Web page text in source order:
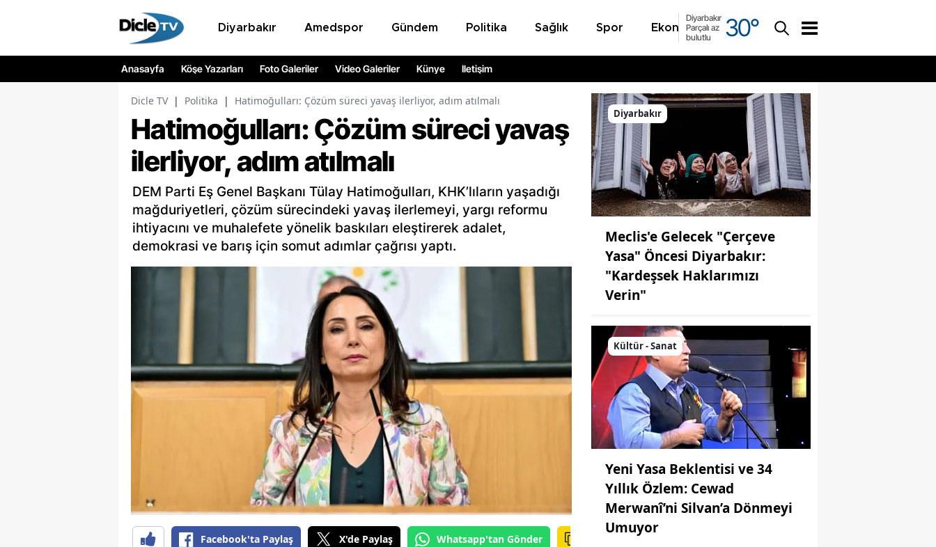
Diyarbakır Amedspor Gündem Politika Sağlık Spor Ekonomi Asayiş
Diyarbakır
Parçalı az
bulutlu
30°
Anasayfa Köşe Yazarları Foto Galeriler Video Galeriler Künye İletişim
Dicle TV | Politika | Hatimoğulları: Çözüm süreci yavaş ilerliyor, adım atılmalı
Hatimoğulları: Çözüm süreci yavaş
ilerliyor, adım atılmalı
DEM Parti Eş Genel Başkanı Tülay Hatimoğulları, KHK’lıların yaşadığı
mağduriyetleri, çözüm sürecindeki yavaş ilerlemeyi, yargı reformu
ihtiyacını ve muhalefete yönelik baskıları eleştirerek adalet,
demokrasi ve barış için somut adımlar çağrısı yaptı.
Facebook'ta Paylaş X'de Paylaş Whatsapp'tan Gönder
Diyarbakır
Meclis'e Gelecek "Çerçeve
Yasa" Öncesi Diyarbakır:
"Kardeşsek Haklarımızı
Verin"
Kültür - Sanat
Yeni Yasa Beklentisi ve 34
Yıllık Özlem: Cewad
Merwanî’ni Silvan’a Dönmeyi
Umuyor